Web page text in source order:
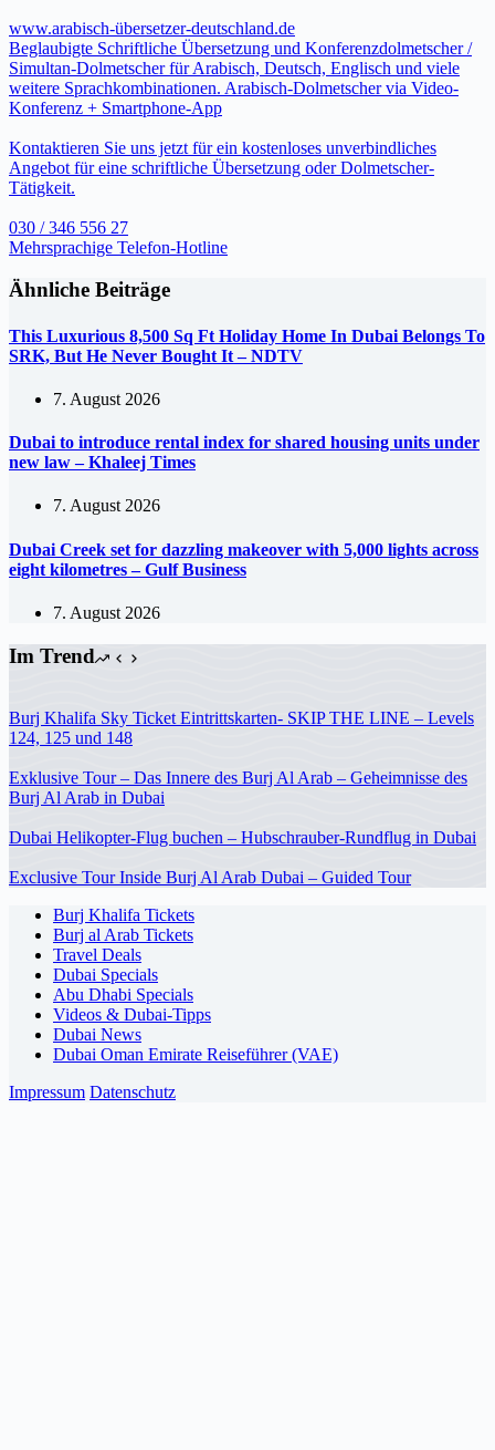
www.arabisch-übersetzer-deutschland.de
Beglaubigte Schriftliche Übersetzung und Konferenzdolmetscher /
Simultan-Dolmetscher für Arabisch, Deutsch, Englisch und viele
weitere Sprachkombinationen. Arabisch-Dolmetscher via Video-
Konferenz + Smartphone-App
Kontaktieren Sie uns jetzt für ein kostenloses unverbindliches
Angebot für eine schriftliche Übersetzung oder Dolmetscher-
Tätigkeit.
030 / 346 556 27
Mehrsprachige Telefon-Hotline
Ähnliche Beiträge
This Luxurious 8,500 Sq Ft Holiday Home In Dubai Belongs To
SRK, But He Never Bought It – NDTV
7. August 2026
Dubai to introduce rental index for shared housing units under
new law – Khaleej Times
7. August 2026
Dubai Creek set for dazzling makeover with 5,000 lights across
eight kilometres – Gulf Business
7. August 2026
Im Trend
Burj Khalifa Sky Ticket Eintrittskarten- SKIP THE LINE – Levels
124, 125 und 148
Exklusive Tour – Das Innere des Burj Al Arab – Geheimnisse des
Burj Al Arab in Dubai
Dubai Helikopter-Flug buchen – Hubschrauber-Rundflug in Dubai
Exclusive Tour Inside Burj Al Arab Dubai – Guided Tour
Burj Khalifa Tickets
Burj al Arab Tickets
Travel Deals
Dubai Specials
Abu Dhabi Specials
Videos & Dubai-Tipps
Dubai News
Dubai Oman Emirate Reiseführer (VAE)
Impressum Datenschutz